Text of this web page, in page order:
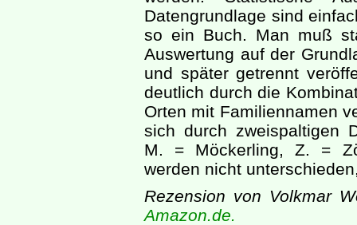
Datengrundlage sind
so ein Buch. Man muß
Auswertung auf der
und später getrennt
deutlich durch die
Orten mit Familiennamen
sich durch zweispaltigen
M. = Möckerling, Z. =
werden nicht
Rezension von Volkmar
Amazon.de.